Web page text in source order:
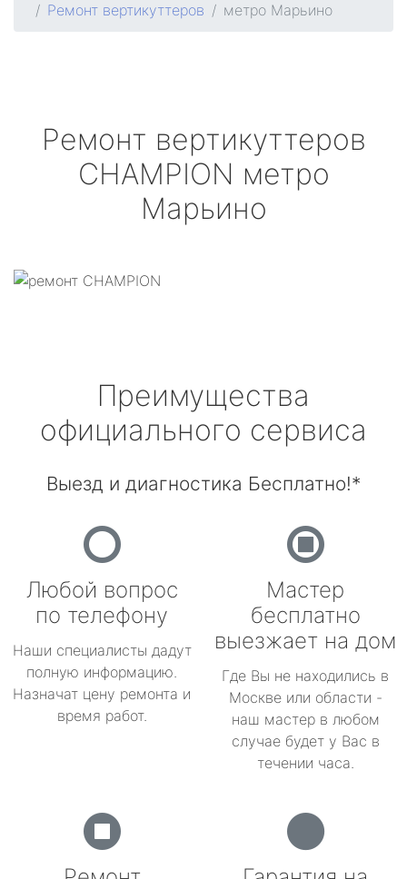
Ремонт вертикуттеров
метро Марьино
Ремонт вертикуттеров
CHAMPION метро
Марьино
Преимущества
официального сервиса
Выезд и диагностика Бесплатно!*
Любой вопрос
по телефону
Наши специалисты дадут
полную информацию.
Назначат цену ремонта и
время работ.
Мастер
бесплатно
выезжает на дом
Где Вы не находились в
Москве или области -
наш мастер в любом
случае будет у Вас в
течении часа.